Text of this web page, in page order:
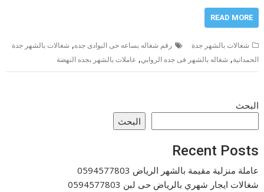
READ MORE
شغالات بالشهر جدة رقم شغاله بساعه حى البوادى جده, شغالات بالشهر جدة
الحمدانية, شغاله بالشهر فى جده الروابي, عاملات بالشهر بجده النهضة
البحث
البحث
Recent Posts
عاملة منزلية مقيمة بالشهر الرياض 0594577803
شغالات ايجار شهري بالرياض حى لبن 0594577803